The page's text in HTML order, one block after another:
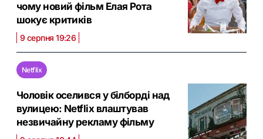
чому новий фільм Елая Рота
шокує критиків
9 серпня 19:26
Netflix
Чоловік оселився у білборді над
вулицею: Netflix влаштував
незвичайну рекламу фільму